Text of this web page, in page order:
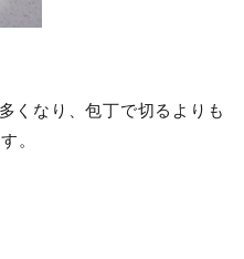
くなり、包丁で切るよりも
。